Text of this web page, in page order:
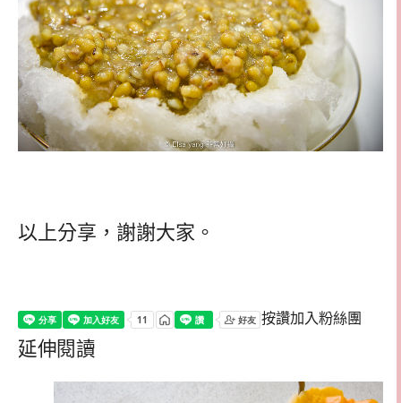
以上分享，謝謝大家。
按讚加入粉絲團
延伸閱讀